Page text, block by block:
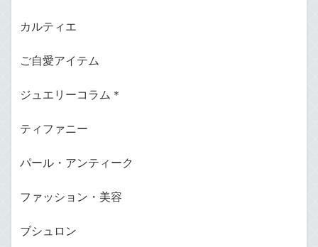
カルティエ
ご自愛アイテム
ジュエリーコラム＊
ティファニー
パール・アンティーク
ファッション・美容
ブシュロン